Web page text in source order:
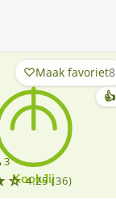
3
4.25 (36)
Maak favoriet8
👍